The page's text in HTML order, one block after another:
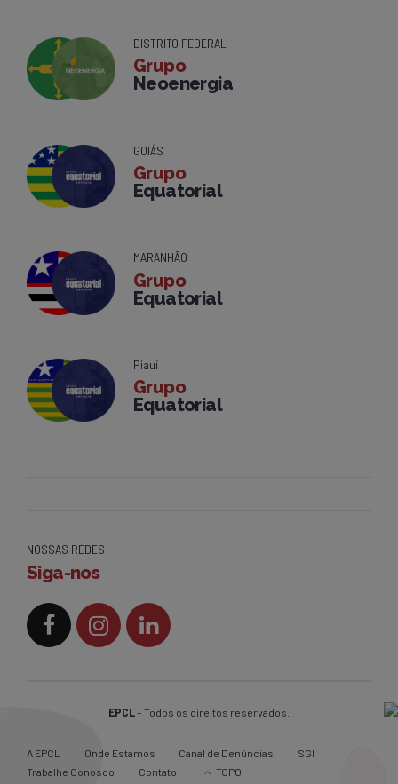
DISTRITO FEDERAL
Grupo
Neoenergia
GOIÁS
Grupo
Equatorial
MARANHÃO
Grupo
Equatorial
Piauí
Grupo
Equatorial
NOSSAS REDES
Siga-nos
EPCL– Todos os direitos reservados.
A EPCL Onde Estamos Canal de Denúncias
SGI
Trabalhe Conosco
Contato TOPO